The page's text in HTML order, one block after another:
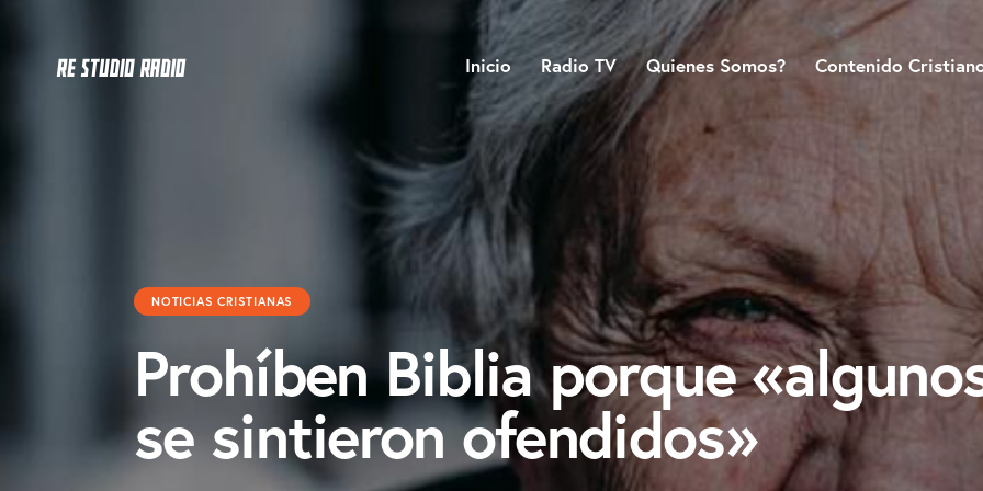
Inicio Radio TV Quienes Somos? Contenido
NOTICIAS CRISTIANAS
Prohíben Biblia porque
se sintieron ofendidos»